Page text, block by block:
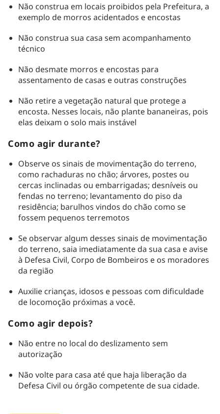
Não construa em locais proibidos pela Prefeitura, a
exemplo de morros acidentados e encostas
Não construa sua casa sem acompanhamento
técnico
Não desmate morros e encostas para
assentamento de casas e outras construções
Não retire a vegetação natural que protege a
encosta. Nesses locais, não plante bananeiras, pois
elas deixam o solo mais instável
Como agir durante?
Observe os sinais de movimentação do terreno,
como rachaduras no chão; árvores, postes ou
cercas inclinadas ou embarrigadas; desníveis ou
fendas no terreno; levantamento do piso da
residência; barulhos vindos do chão como se
fossem pequenos terremotos
Se observar algum desses sinais de movimentação
do terreno, saia imediatamente da sua casa e avise
à Defesa Civil, Corpo de Bombeiros e os moradores
da região
Auxilie crianças, idosos e pessoas com dificuldade
de locomoção próximas a você.
Como agir depois?
Não entre no local do deslizamento sem
autorização
Não volte para casa até que haja liberação da
Defesa Civil ou órgão competente de sua cidade.